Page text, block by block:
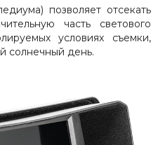
позволяет отсекать
часть светового
условиях съемки,
солнечный день.